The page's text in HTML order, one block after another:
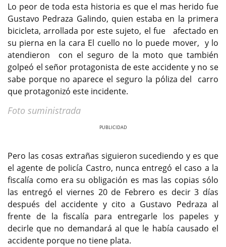
Lo peor de toda esta historia es que el mas herido fue
Gustavo Pedraza Galindo, quien estaba en la primera
bicicleta, arrollada por este sujeto, el fue afectado en
su pierna en la cara El cuello no lo puede mover, y lo
atendieron con el seguro de la moto que también
golpeó el señor protagonista de este accidente y no se
sabe porque no aparece el seguro la póliza del carro
que protagonizó este incidente.
Foto suministrada
Pero las cosas extrañas siguieron sucediendo y es que
el agente de policía Castro, nunca entregó el caso a la
fiscalía como era su obligación es mas las copias sólo
las entregó el viernes 20 de Febrero es decir 3 días
después del accidente y cito a Gustavo Pedraza al
frente de la fiscalía para entregarle los papeles y
decirle que no demandará al que le había causado el
accidente porque no tiene plata.